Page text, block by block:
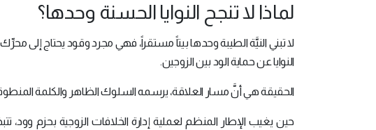
لماذا لا تنجح النوايا الحسنة وحدها؟
لا تبني النيَّة الطيبة وحدها بيتاً مستقراً، فهي مجرد وقود يحتاج
النوايا عن حماية الود بين الزوجين.
الحقيقة هي أنَّ مسار العلاقة، يرسمه السلوك الظاهر والكلمة
حين يغيب الإطار المنظم لعملية إدارة الخلافات الزوجية بحزم وود،